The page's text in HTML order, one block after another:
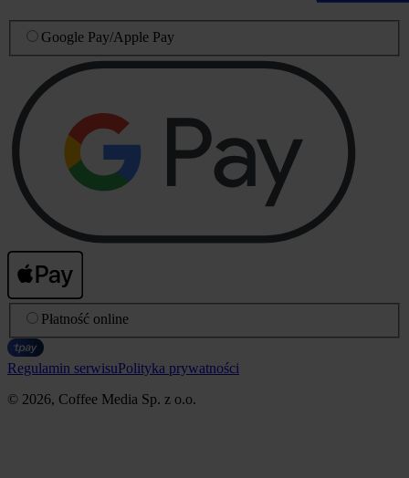
Google Pay/Apple Pay
Płatność online
Regulamin serwisuPolityka prywatności
© 2026, Coffee Media Sp. z o.o.